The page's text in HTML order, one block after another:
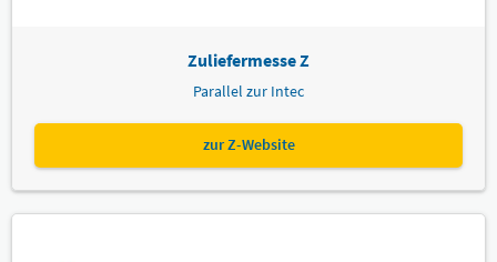
Zuliefermesse Z
Parallel zur Intec
zur Z-Website